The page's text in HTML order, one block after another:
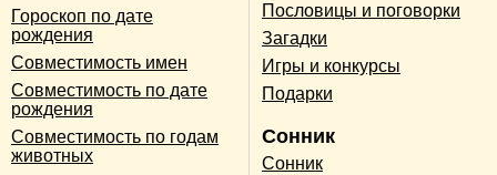
Гороскоп по дате
рождения
Совместимость имен
Совместимость по дате
рождения
Совместимость по годам
животных
Пословицы и поговорки
Загадки
Игры и конкурсы
Подарки
Сонник
Сонник